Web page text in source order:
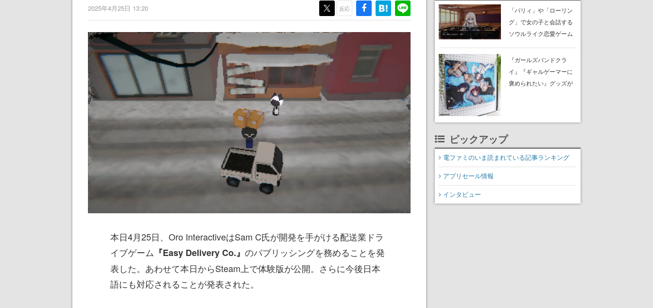
2025年4月25日 13:20 反応
本日4月25日、Oro InteractiveはSam C氏が開発を手がける配送業ドラ
イブゲーム 『Easy Delivery Co.』 のパブリッシングを務めることを発
表した。あわせて本日からSteam上で体験版が公開。さらに今後日本
語にも対応されることが発表された。
「パリィ」や「ローリン
グ」で女の子と会話する
ソウルライク恋愛ゲーム
イク』無料公開。返事に
失敗すると「YOU
DIED」
『ガールズバンドクラ
イ』『ギャルゲーマーに
褒められたい』グッズが
ピックアップ
電ファミのいま読まれている記事ランキング
アプリセール情報
インタビュー